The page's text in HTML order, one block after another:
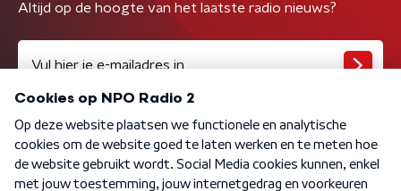
Altijd op de hoogte van het laatste radio nieuws?
Algemene voorwaarden